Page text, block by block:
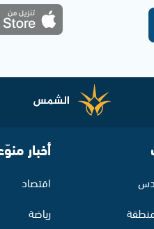
أخبار
اقتصاد
رياضة